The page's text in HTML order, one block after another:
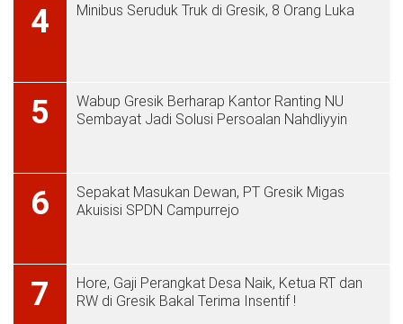
4 Minibus Seruduk Truk di Gresik, 8 Orang Luka
5
Wabup Gresik Berharap Kantor Ranting NU
Sembayat Jadi Solusi Persoalan Nahdliyyin
6
Sepakat Masukan Dewan, PT Gresik Migas
Akuisisi SPDN Campurrejo
7
Hore, Gaji Perangkat Desa Naik, Ketua RT dan
RW di Gresik Bakal Terima Insentif !